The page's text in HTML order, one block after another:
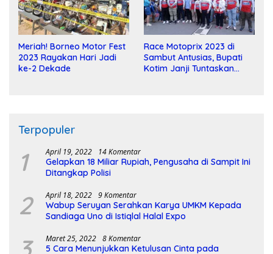
Meriah! Borneo Motor Fest
2023 Rayakan Hari Jadi
ke-2 Dekade
Race Motoprix 2023 di
Sambut Antusias, Bupati
Kotim Janji Tuntaskan
Terpopuler
1 April 19, 2022 14 Komentar
Gelapkan 18 Miliar Rupiah, Pengusaha di Sampit Ini
Ditangkap Polisi
2 April 18, 2022 9 Komentar
Wabup Seruyan Serahkan Karya UMKM Kepada
Sandiaga Uno di Istiqlal Halal Expo
Maret 25, 2022 8 Komentar
5 Cara Menunjukkan Ketulusan Cinta pada